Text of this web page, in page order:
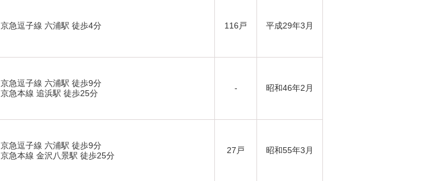
京急逗子線 六浦駅 徒歩4分 116戸 平成29年3月
京急逗子線 六浦駅 徒歩9分
京急本線 追浜駅 徒歩25分
- 昭和46年2月
京急逗子線 六浦駅 徒歩9分
京急本線 金沢八景駅 徒歩25分
27戸 昭和55年3月